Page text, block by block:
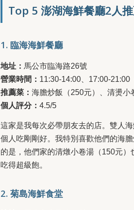
Top 5 澎湖海鮮餐廳2人
1. 臨海海鮮餐廳
地址： 馬公市臨海路26號
營業時間： 11:30-14:00、17:00-21:00
推薦菜： 海膽炒飯（250元）、清燙小
個人評分： 4.5/5
這家是我每次必帶朋友去的店。雙人
個人吃剛剛好。我特別喜歡他們的海
的是，他們家的清燉小卷湯（150元）
吃得超級飽。
2. 菊島海鮮食堂